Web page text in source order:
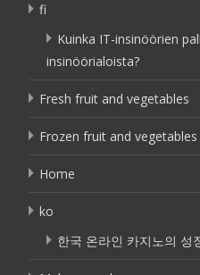
fi
Kuinka IT-insinöörien
insinöörialoista?
Fresh fruit and vegetables
Frozen fruit and vegetables
Home
ko
한국 온라인 카지노의 성